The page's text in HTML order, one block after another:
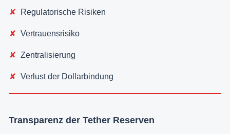
Regulatorische Risiken
Vertrauensrisiko
Zentralisierung
Verlust der Dollarbindung
Transparenz der Tether Reserven